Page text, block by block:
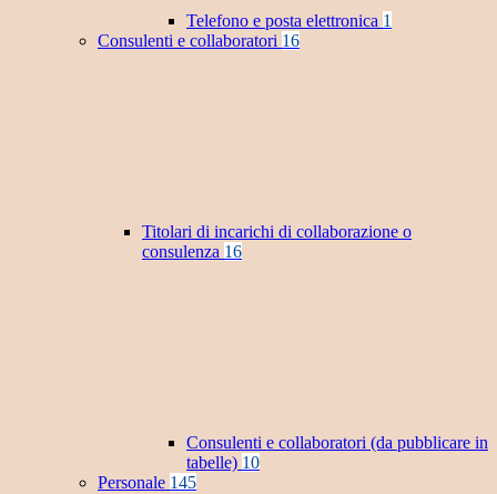
Telefono e posta elettronica 1
Consulenti e collaboratori 16
Titolari di incarichi di collaborazione o
consulenza 16
Consulenti e collaboratori (da pubblicare in
tabelle) 10
Personale 145